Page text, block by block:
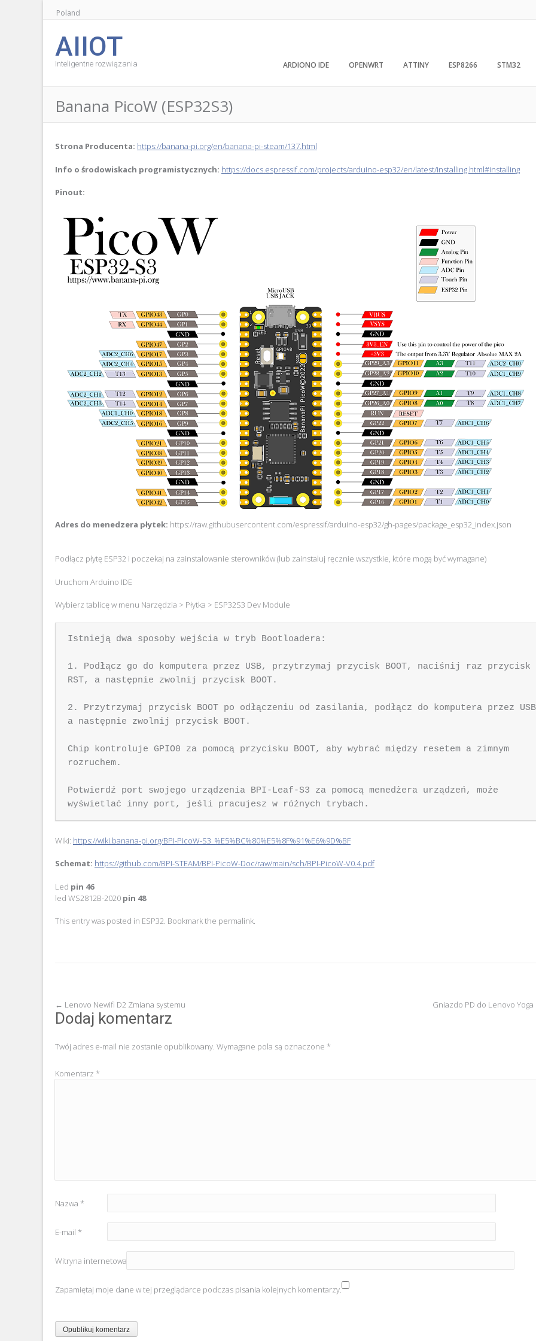
Poland
AIIOT
Inteligentne rozwiązania ARDIONO IDE OPENWRT ATTINY ESP8266 STM32
Banana PicoW (ESP32S3)
Strona Producenta: https://banana-pi.org/en/banana-pi-steam/137.html
Info o środowiskach programistycznych: https://docs.espressif.com/projects/arduino-esp32/en/latest/installing.html#installing
Pinout:
Adres do menedzera płytek: https://raw.githubusercontent.com/espressif/arduino-esp32/gh-pages/package_esp32_index.json
Podłącz płytę ESP32 i poczekaj na zainstalowanie sterowników (lub zainstaluj ręcznie wszystkie, które mogą być wymagane)
Uruchom Arduino IDE
Wybierz tablicę w menu Narzędzia > Płytka > ESP32S3 Dev Module
Istnieją dwa sposoby wejścia w tryb Bootloadera:
1. Podłącz go do komputera przez USB, przytrzymaj przycisk BOOT, naciśnij raz przycisk
RST, a następnie zwolnij przycisk BOOT.
2. Przytrzymaj przycisk BOOT po odłączeniu od zasilania, podłącz do komputera przez
a następnie zwolnij przycisk BOOT.
Chip kontroluje GPIO0 za pomocą przycisku BOOT, aby wybrać między resetem a zimnym
rozruchem.
Potwierdź port swojego urządzenia BPI-Leaf-S3 za pomocą menedżera urządzeń, może
wyświetlać inny port, jeśli pracujesz w różnych trybach.
Wiki: https://wiki.banana-pi.org/BPI-PicoW-S3_%E5%BC%80%E5%8F%91%E6%9D%BF
Schemat: https://github.com/BPI-STEAM/BPI-PicoW-Doc/raw/main/sch/BPI-PicoW-V0.4.pdf
Led pin 46
led WS2812B-2020 pin 48
This entry was posted in ESP32. Bookmark the permalink.
Post
navigation
← Lenovo Newifi D2 Zmiana systemu Gniazdo PD do Lenovo Yoga
Dodaj komentarz
Twój adres e-mail nie zostanie opublikowany. Wymagane pola są oznaczone *
Komentarz *
Nazwa *
E-mail *
Witryna internetowa
Zapamiętaj moje dane w tej przeglądarce podczas pisania kolejnych komentarzy.